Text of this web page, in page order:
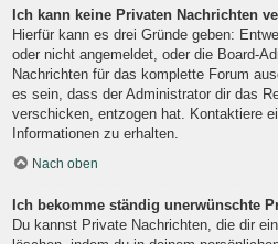
Ich kann keine Privaten Nachrichten
Hierfür kann es drei Gründe geben:
oder nicht angemeldet, oder die Board-
Nachrichten für das komplette Forum
es sein, dass der Administrator dir das
verschicken, entzogen hat. Kontaktiere
Informationen zu erhalten.
Nach oben
Ich bekomme ständig unerwünschte
Du kannst Private Nachrichten, die dir